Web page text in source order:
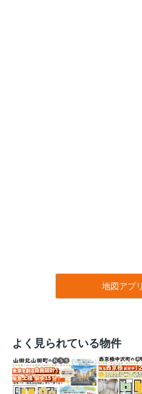
地図アプ
よく見られている物件